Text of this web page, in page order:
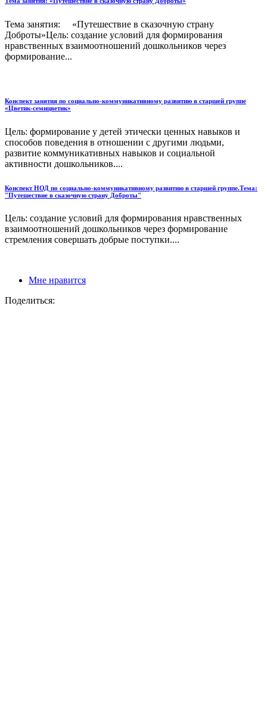
Тема занятия: «Путешествие в сказочную страну
Доброты»Цель: создание условий для формирования
нравственных взаимоотношений дошкольников через
формирование...
Конспект занятия по социально-коммуникативному развитию в старшей группе
«Цветик-семицветик»
Цель: формирование у детей этически ценных навыков и
способов поведения в отношении с другими людьми,
развитие коммуникативных навыков и социальной
активности дошкольников....
Конспект НОД по социально-коммуникативному развитию в старшей группе.Тема:
"Путешествие в сказочную страну Доброты"
Цель: создание условий для формирования нравственных
взаимоотношений дошкольников через формирование
стремления совершать добрые поступки....
Мне нравится
Поделиться: